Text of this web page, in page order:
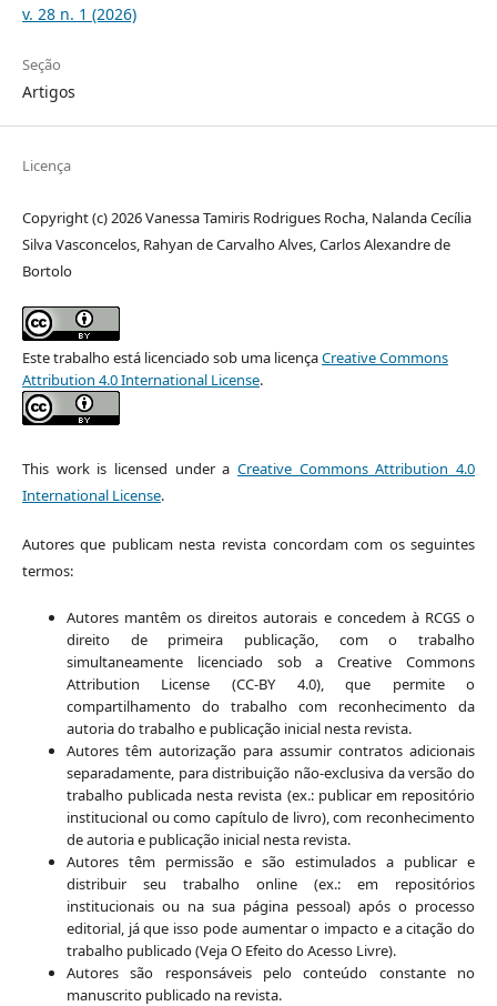
v. 28 n. 1 (2026)
Seção
Artigos
Licença
Copyright (c) 2026 Vanessa Tamiris Rodrigues Rocha, Nalanda Cecília
Silva Vasconcelos, Rahyan de Carvalho Alves, Carlos Alexandre de
Bortolo
Este trabalho está licenciado sob uma licençaCreative Commons
Attribution 4.0 International License.
This work is licensed under aCreative Commons Attribution 4.0
International License.
Autores que publicam nesta revista concordam com os seguintes
termos:
Autores mantêm os direitos autorais e concedem à RCGS o
direito de primeira publicação, com o trabalho
simultaneamente licenciado sob a Creative Commons
Attribution License (CC-BY 4.0), que permite o
compartilhamento do trabalho com reconhecimento da
autoria do trabalho e publicação inicial nesta revista.
Autores têm autorização para assumir contratos adicionais
separadamente, para distribuição não-exclusiva da versão do
trabalho publicada nesta revista (ex.: publicar em repositório
institucional ou como capítulo de livro), com reconhecimento
de autoria e publicação inicial nesta revista.
Autores têm permissão e são estimulados a publicar e
distribuir seu trabalho online (ex.: em repositórios
institucionais ou na sua página pessoal) após o processo
editorial, já que isso pode aumentar o impacto e a citação do
trabalho publicado (Veja O Efeito do Acesso Livre).
Autores são responsáveis pelo conteúdo constante no
manuscrito publicado na revista.